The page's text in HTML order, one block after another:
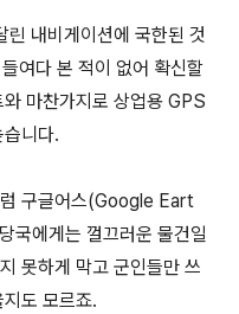
린 내비게이션에 국한된 것
여다 본 적이 없어 확신할
마찬가지로 상업용 GPS
니다.
구글어스(Google Eart
국에게는 껄끄러운 물건일
못하게 막고 군인들만 쓰
도 모르죠.